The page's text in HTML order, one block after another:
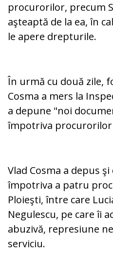
procurorilor, precum
aşteaptă de la ea, în
le apere drepturile.
În urmă cu două zile,
Cosma a mers la
a depune "noi
împotriva procurorilor
Vlad Cosma a depus
împotriva a patru
Ploieşti, între care
Negulescu, pe care îi
abuzivă, represiune
serviciu.